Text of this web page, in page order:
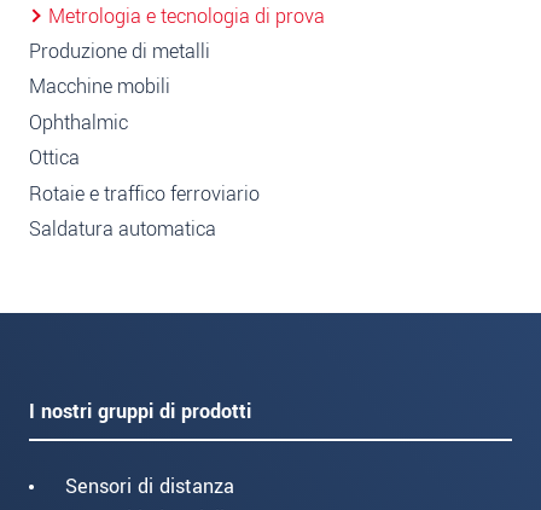
Metrologia e tecnologia di prova
Produzione di metalli
Macchine mobili
Ophthalmic
Ottica
Rotaie e traffico ferroviario
Saldatura automatica
I nostri gruppi di prodotti
Sensori di distanza